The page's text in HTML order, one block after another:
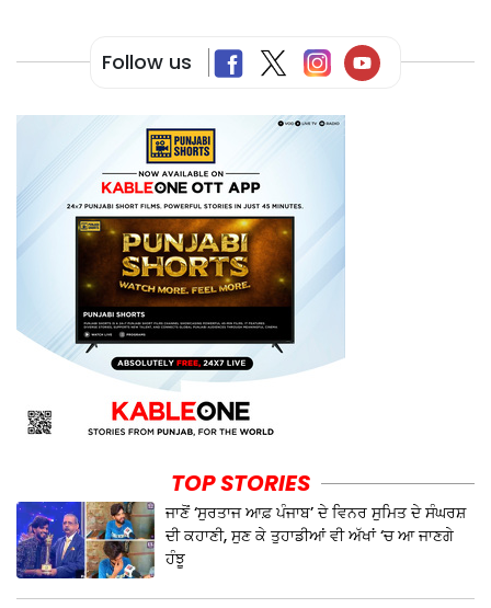
Follow us
TOP STORIES
ਜਾਣੋਂ ‘ਸੁਰਤਾਜ ਆਫ਼ ਪੰਜਾਬ’ ਦੇ ਵਿਨਰ ਸੁਮਿਤ ਦੇ ਸੰਘਰਸ਼
ਦੀ ਕਹਾਣੀ, ਸੁਣ ਕੇ ਤੁਹਾਡੀਆਂ ਵੀ ਅੱਖਾਂ ‘ਚ ਆ ਜਾਣਗੇ
ਹੰਝੂ